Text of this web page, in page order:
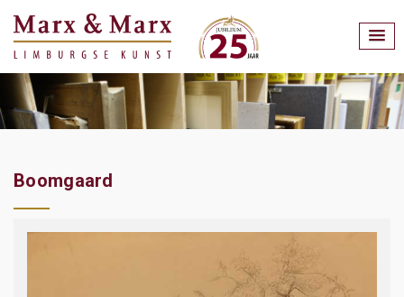
Boomgaard